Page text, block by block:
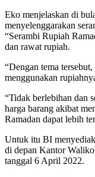
Eko menjelaskan di
menyelenggarakan
“Serambi Rupiah
dan rawat rupiah.
“Dengan tema
menggunakan
“Tidak berlebihan dan
harga barang akibat
Ramadan dapat lebih
Untuk itu BI
di depan Kantor
tanggal 6 April 2022.